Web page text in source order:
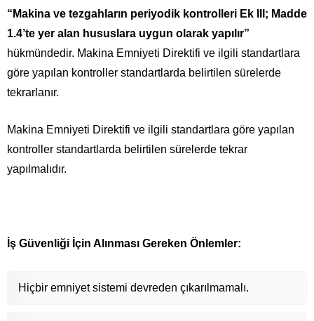
“Makina ve tezgahların periyodik kontrolleri Ek III; Madde
1.4’te yer alan hususlara uygun olarak yapılır”
hükmündedir. Makina Emniyeti Direktifi ve ilgili standartlara
göre yapılan kontroller standartlarda belirtilen sürelerde
tekrarlanır.
Makina Emniyeti Direktifi ve ilgili standartlara göre yapılan
kontroller standartlarda belirtilen sürelerde tekrar
yapılmalıdır.
İş Güvenliği İçin Alınması Gereken Önlemler:
Hiçbir emniyet sistemi devreden çıkarılmamalı.